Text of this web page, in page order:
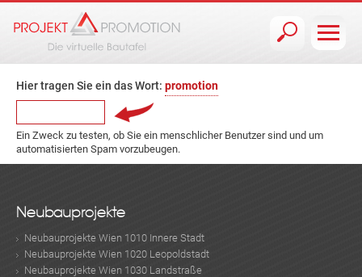
Hier tragen Sie ein das Wort: promotion
Ein Zweck zu testen, ob Sie ein menschlicher Benutzer sind und um
automatisierten Spam vorzubeugen.
Neubauprojekte
Neubauprojekte Wien 1010 Innere Stadt
Neubauprojekte Wien 1020 Leopoldstadt
Neubauprojekte Wien 1030 Landstraße